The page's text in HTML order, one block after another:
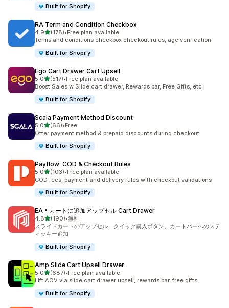
Built for Shopify
RA Term and Condition Checkbox
4.95つ星中
(178)
合計レビュー数：178件
•Free plan available
Terms and conditions checkbox checkout rules, age verification
Built for Shopify
Ego Cart Drawer Cart Upsell
5.05つ星中
(517)
合計レビュー数：517件
•Free plan available
Boost Sales w Slide cart drawer, Rewards bar, Free Gifts, etc
Built for Shopify
Scala Payment Method Discount
5.05つ星中
(66)
合計レビュー数：66件
•Free
Offer payment method & prepaid discounts during checkout
Built for Shopify
Payflow: COD & Checkout Rules
5.05つ星中
(103)
合計レビュー数：103件
•Free plan available
COD fees, payment and delivery rules with checkout validations
Built for Shopify
EA • カートに追加アップセル Cart Drawer
4.85つ星中
(190)
合計レビュー数：190件
•無料
スライドカートのアップセル、クイック購入ボタン、カートバーへのステ
ィッキー追加
Built for Shopify
Amp Slide Cart Upsell Drawer
5.05つ星中
(687)
合計レビュー数：687件
•Free plan available
Lift AOV via slide cart drawer upsell, rewards bar, free gifts
Built for Shopify